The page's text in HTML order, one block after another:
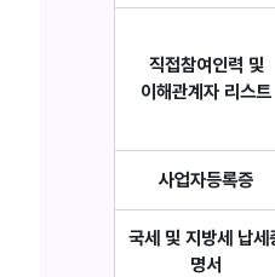
직접참여인력 및
이해관계자 리스트
사업자등록증
국세 및 지방세 납세
명서